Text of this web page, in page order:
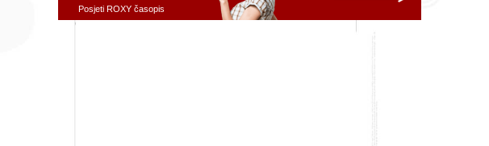
Posjeti ROXY časopis